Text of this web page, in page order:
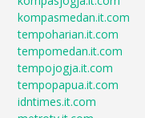
kompasmedan.it.com
tempoharian.it.com
tempomedan.it.com
tempojogja.it.com
tempopapua.it.com
idntimes.it.com